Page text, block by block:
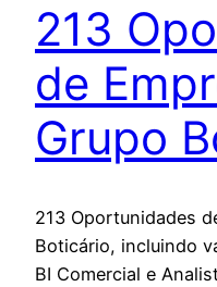
213
de
Grupo
213 Oportunidades
Boticário, incluindo
BI Comercial e